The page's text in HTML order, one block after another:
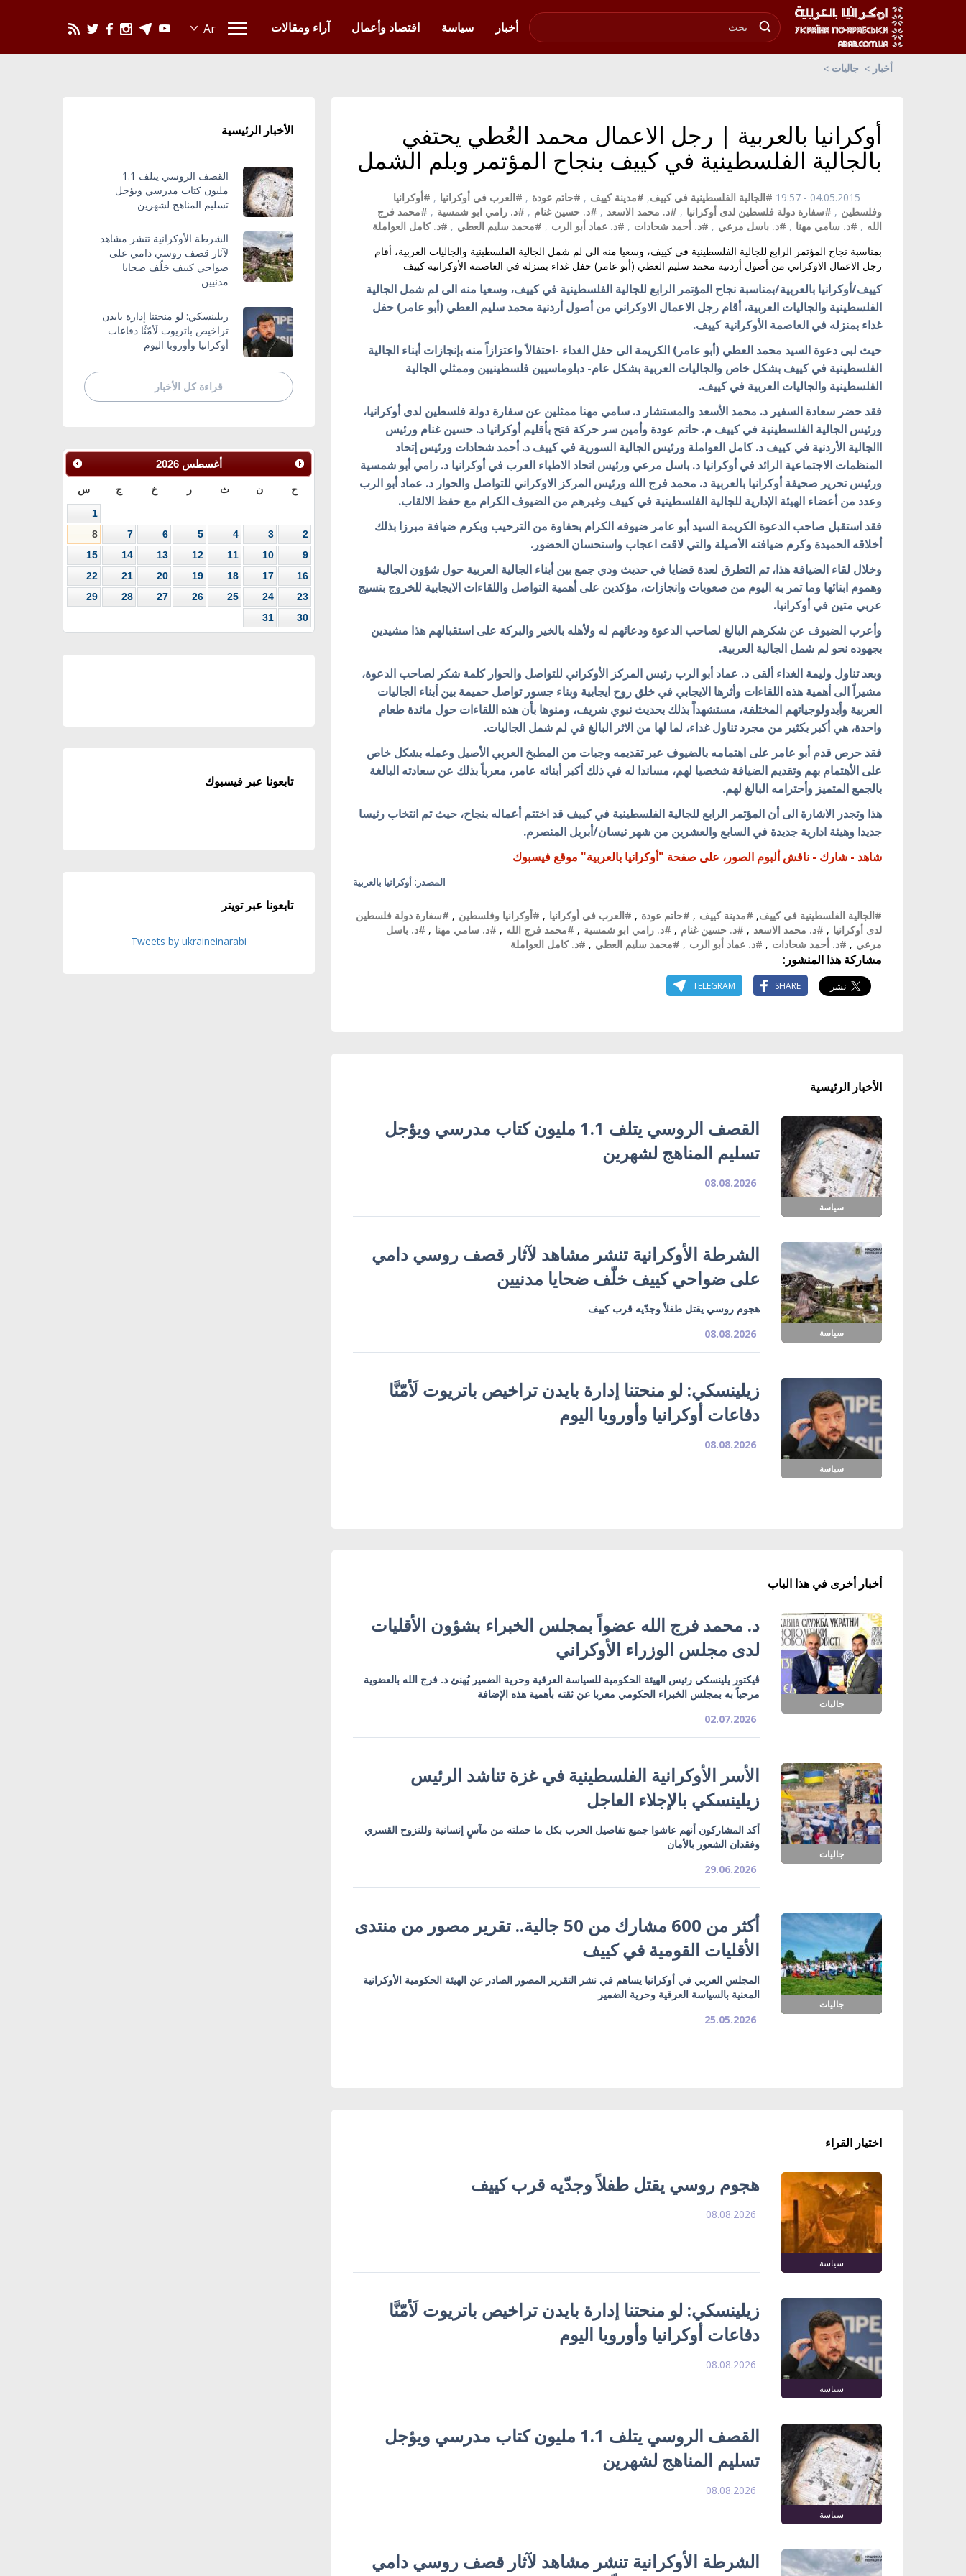
أخبار
سياسة اقتصاد وأعمال آراء ومقالات
أخبار جاليات
أوكرانيا بالعربية | رجل الاعمال محمد العُطي يحتفي
بالجالية الفلسطينية في كييف بنجاح المؤتمر وبلم الشمل
04.05.2015 - 19:57 #الجالية الفلسطينية في كييف, #مدينة كييف , #حاتم عودة , #العرب في أوكرانيا , #أوكرانيا
وفلسطين , #سفارة دولة فلسطين لدى أوكرانيا , #د. محمد الاسعد , #د. حسين غنام , #د. رامي ابو شمسية , #محمد فرج
الله , #د. سامي مهنا , #د. باسل مرعي , #د. أحمد شحادات , #د. عماد أبو الرب , #محمد سليم العطي , #د. كامل العواملة
بمناسبة نجاح المؤتمر الرابع للجالية الفلسطينية في كييف، وسعيا منه الى لم شمل الجالية الفلسطينية والجاليات العربية، أقام
رجل الاعمال الاوكراني من أصول أردنية محمد سليم العطي (أبو عامر) حفل غداء بمنزله في العاصمة الأوكرانية كييف
كييف/أوكرانيا بالعربية/بمناسبة نجاح المؤتمر الرابع للجالية الفلسطينية في كييف، وسعيا منه الى لم شمل الجالية
الفلسطينية والجاليات العربية، أقام رجل الاعمال الاوكراني من أصول أردنية محمد سليم العطي (أبو عامر) حفل
غداء بمنزله في العاصمة الأوكرانية كييف.
حيث لبى دعوة السيد محمد العطي (أبو عامر) الكريمة الى حفل الغداء -احتفالاً واعتزازاً منه بإنجازات أبناء الجالية
الفلسطينية في كييف بشكل خاص والجاليات العربية بشكل عام- دبلوماسيين فلسطينيين وممثلي الجالية
الفلسطينية والجاليات العربية في كييف.
فقد حضر سعادة السفير د. محمد الأسعد والمستشار د. سامي مهنا ممثلين عن سفارة دولة فلسطين لدى أوكرانيا،
ورئيس الجالية الفلسطينية في كييف م. حاتم عودة وأمين سر حركة فتح بأقليم أوكرانيا د. حسين غنام ورئيس
االجالية الأردنية في كييف د. كامل العواملة ورئيس الجالية السورية في كييف د. أحمد شحادات ورئيس إتحاد
المنظمات الاجتماعية الرائد في أوكرانيا د. باسل مرعي ورئيس اتحاد الاطباء العرب في أوكرانيا د. رامي أبو شمسية
ورئيس تحرير صحيفة أوكرانيا بالعربية د. محمد فرج الله ورئيس المركز الاوكراني للتواصل والحوار د. عماد أبو الرب
وعدد من أعضاء الهيئة الإدارية للجالية الفلسطينية في كييف وغيرهم من الضيوف الكرام مع حفظ الالقاب.
فقد استقبل صاحب الدعوة الكريمة السيد أبو عامر ضيوفه الكرام بحفاوة من الترحيب وبكرم ضيافة مبرزا بذلك
أخلاقه الحميدة وكرم ضيافته الأصيلة والتي لاقت اعجاب واستحسان الحضور.
وخلال لقاء الضيافة هذا، تم التطرق لعدة قضايا في حديث ودي جمع بين أبناء الجالية العربية حول شؤون الجالية
وهموم ابنائها وما تمر به اليوم من صعوبات وانجازات، مؤكدين على أهمية التواصل واللقاءات الايجابية للخروج بنسيج
عربي متين في أوكرانيا.
وأعرب الضيوف عن شكرهم البالغ لصاحب الدعوة ودعائهم له ولأهله بالخير والبركة على استقبالهم هذا مشيدين
بجهوده نحو لم شمل الجالية العربية.
وبعد تناول وليمة الغداء ألقى د. عماد أبو الرب رئيس المركز الأوكراني للتواصل والحوار كلمة شكر لصاحب الدعوة،
مشيراً الى أهمية هذه اللقاءات وأثرها الايجابي في خلق روح ايجابية وبناء جسور تواصل حميمة بين أبناء الجاليات
العربية وأيدولوجياتهم المختلفة، مستشهداً بذلك بحديث نبوي شريف، ومنوها بأن هذه اللقاءات حول مائدة طعام
واحدة، هي أكبر بكثير من مجرد تناول غداء، لما لها من الاثر البالغ في لم شمل الجاليات.
فقد حرص قدم أبو عامر على اهتمامه بالضيوف عبر تقديمه وجبات من المطبخ العربي الأصيل وعمله بشكل خاص
على الأهتمام بهم وتقديم الضيافة شخصيا لهم، مساندا له في ذلك أكبر أبنائه عامر، معرباً بذلك عن سعادته البالغة
بالجمع المتميز وأحترامه البالغ لهم.
هذا وتجدر الاشارة الى أن المؤتمر الرابع للجالية الفلسطينية في كييف قد اختتم أعماله بنجاح، حيث تم انتخاب رئيسا
جديدا وهيئة ادارية جديدة في السابع والعشرين من شهر نيسان/أبريل المنصرم.
شاهد - شارك - ناقش ألبوم الصور، على صفحة "أوكرانيا بالعربية" موقع فيسبوك
المصدر: أوكرانيا بالعربية
#الجالية الفلسطينية في كييف, #مدينة كييف , #حاتم عودة , #العرب في أوكرانيا , #أوكرانيا وفلسطين , #سفارة دولة فلسطين
لدى أوكرانيا , #د. محمد الاسعد , #د. حسين غنام , #د. رامي ابو شمسية , #محمد فرج الله , #د. سامي مهنا , #د. باسل
مرعي , #د. أحمد شحادات , #د. عماد أبو الرب , #محمد سليم العطي , #د. كامل العواملة
مشاركة هذا المنشور:
SHARE
TELEGRAM
الأخبار الرئيسية
سياسة
القصف الروسي يتلف 1.1 مليون كتاب مدرسي ويؤجل
تسليم المناهج لشهرين
08.08.2026
سياسة
الشرطة الأوكرانية تنشر مشاهد لآثار قصف روسي دامي
على ضواحي كييف خلّف ضحايا مدنيين
هجوم روسي يقتل طفلاً وجدّيه قرب كييف
08.08.2026
سياسة
زيلينسكي: لو منحتنا إدارة بايدن تراخيص باتريوت لَأمّنَّا
دفاعات أوكرانيا وأوروبا اليوم
08.08.2026
أخبار أخرى في هذا الباب
جاليات
د. محمد فرج الله عضواً بمجلس الخبراء بشؤون الأقليات
لدى مجلس الوزراء الأوكراني
ڤيكتور يلينسكي رئيس الهيئة الحكومية للسياسة العرقية وحرية الضمير يُهنئ د. فرج الله بالعضوية
مرحباً به بمجلس الخبراء الحكومي معربا عن ثقته بأهمية هذه الإضافة
02.07.2026
جاليات
الأسر الأوكرانية الفلسطينية في غزة تناشد الرئيس
زيلينسكي بالإجلاء العاجل
أكد المشاركون أنهم عاشوا جميع تفاصيل الحرب بكل ما حملته من مآسٍ إنسانية وللنزوح القسري
وفقدان الشعور بالأمان
29.06.2026
جاليات
أكثر من 600 مشارك من 50 جالية.. تقرير مصور من منتدى
الأقليات القومية في كييف
المجلس العربي في أوكرانيا يساهم في نشر التقرير المصور الصادر عن الهيئة الحكومية الأوكرانية
المعنية بالسياسة العرقية وحرية الضمير
25.05.2026
اختيار القراء
سياسة
هجوم روسي يقتل طفلاً وجدّيه قرب كييف
08.08.2026
سياسة
زيلينسكي: لو منحتنا إدارة بايدن تراخيص باتريوت لَأمّنَّا
دفاعات أوكرانيا وأوروبا اليوم
08.08.2026
سياسة
القصف الروسي يتلف 1.1 مليون كتاب مدرسي ويؤجل
تسليم المناهج لشهرين
08.08.2026
الشرطة الأوكرانية تنشر مشاهد لآثار قصف روسي دامي
الأخبار الرئيسية
القصف الروسي يتلف 1.1
مليون كتاب مدرسي ويؤجل
تسليم المناهج لشهرين
الشرطة الأوكرانية تنشر مشاهد
لآثار قصف روسي دامي على
ضواحي كييف خلّف ضحايا
مدنيين
زيلينسكي: لو منحتنا إدارة بايدن
تراخيص باتريوت لَأمّنَّا دفاعات
أوكرانيا وأوروبا اليوم
قراءة كل الأخبار
أغسطس 2026
ح ن ث ر خ ج س
1
2
3
4
5
6
7
8
9
10
11
12
13
14
15
16
17
18
19
20
21
22
23
24
25
26
27
28
29
30
31
تابعونا عبر فيسبوك
تابعونا عبر تويتر
Tweets by ukraineinarabi